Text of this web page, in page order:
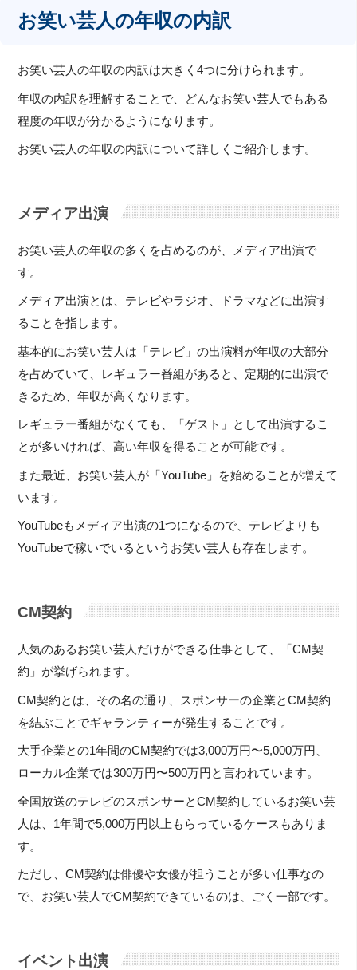
お笑い芸人の年収の内訳
お笑い芸人の年収の内訳は大きく4つに分けられます。
年収の内訳を理解することで、どんなお笑い芸人でもある
程度の年収が分かるようになります。
お笑い芸人の年収の内訳について詳しくご紹介します。
メディア出演
お笑い芸人の年収の多くを占めるのが、メディア出演で
す。
メディア出演とは、テレビやラジオ、ドラマなどに出演す
ることを指します。
基本的にお笑い芸人は「テレビ」の出演料が年収の大部分
を占めていて、レギュラー番組があると、定期的に出演で
きるため、年収が高くなります。
レギュラー番組がなくても、「ゲスト」として出演するこ
とが多いければ、高い年収を得ることが可能です。
また最近、お笑い芸人が「YouTube」を始めることが増えて
います。
YouTubeもメディア出演の1つになるので、テレビよりも
YouTubeで稼いでいるというお笑い芸人も存在します。
CM契約
人気のあるお笑い芸人だけができる仕事として、「CM契
約」が挙げられます。
CM契約とは、その名の通り、スポンサーの企業とCM契約
を結ぶことでギャランティーが発生することです。
大手企業との1年間のCM契約では3,000万円〜5,000万円、
ローカル企業では300万円〜500万円と言われています。
全国放送のテレビのスポンサーとCM契約しているお笑い芸
人は、1年間で5,000万円以上もらっているケースもありま
す。
ただし、CM契約は俳優や女優が担うことが多い仕事なの
で、お笑い芸人でCM契約できているのは、ごく一部です。
イベント出演